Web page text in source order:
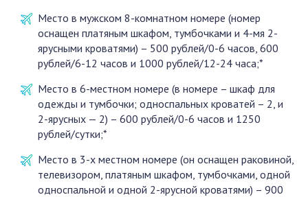
Место в мужском 8-комнатном номере (номер
оснащен платяным шкафом, тумбочками и 4-мя 2-
ярусными кроватями) – 500 рублей/0-6 часов, 600
рублей/6-12 часов и 1000 рублей/12-24 часа;*
Место в 6-местном номере (в номере – шкаф для
одежды и тумбочки; односпальных кроватей – 2, и
2-ярусных — 2) – 600 рублей/0-6 часов и 1250
рублей/сутки;*
Место в 3-х местном номере (он оснащен раковиной,
телевизором, платяным шкафом, тумбочками, одной
односпальной и одной 2-ярусной кроватями) – 900